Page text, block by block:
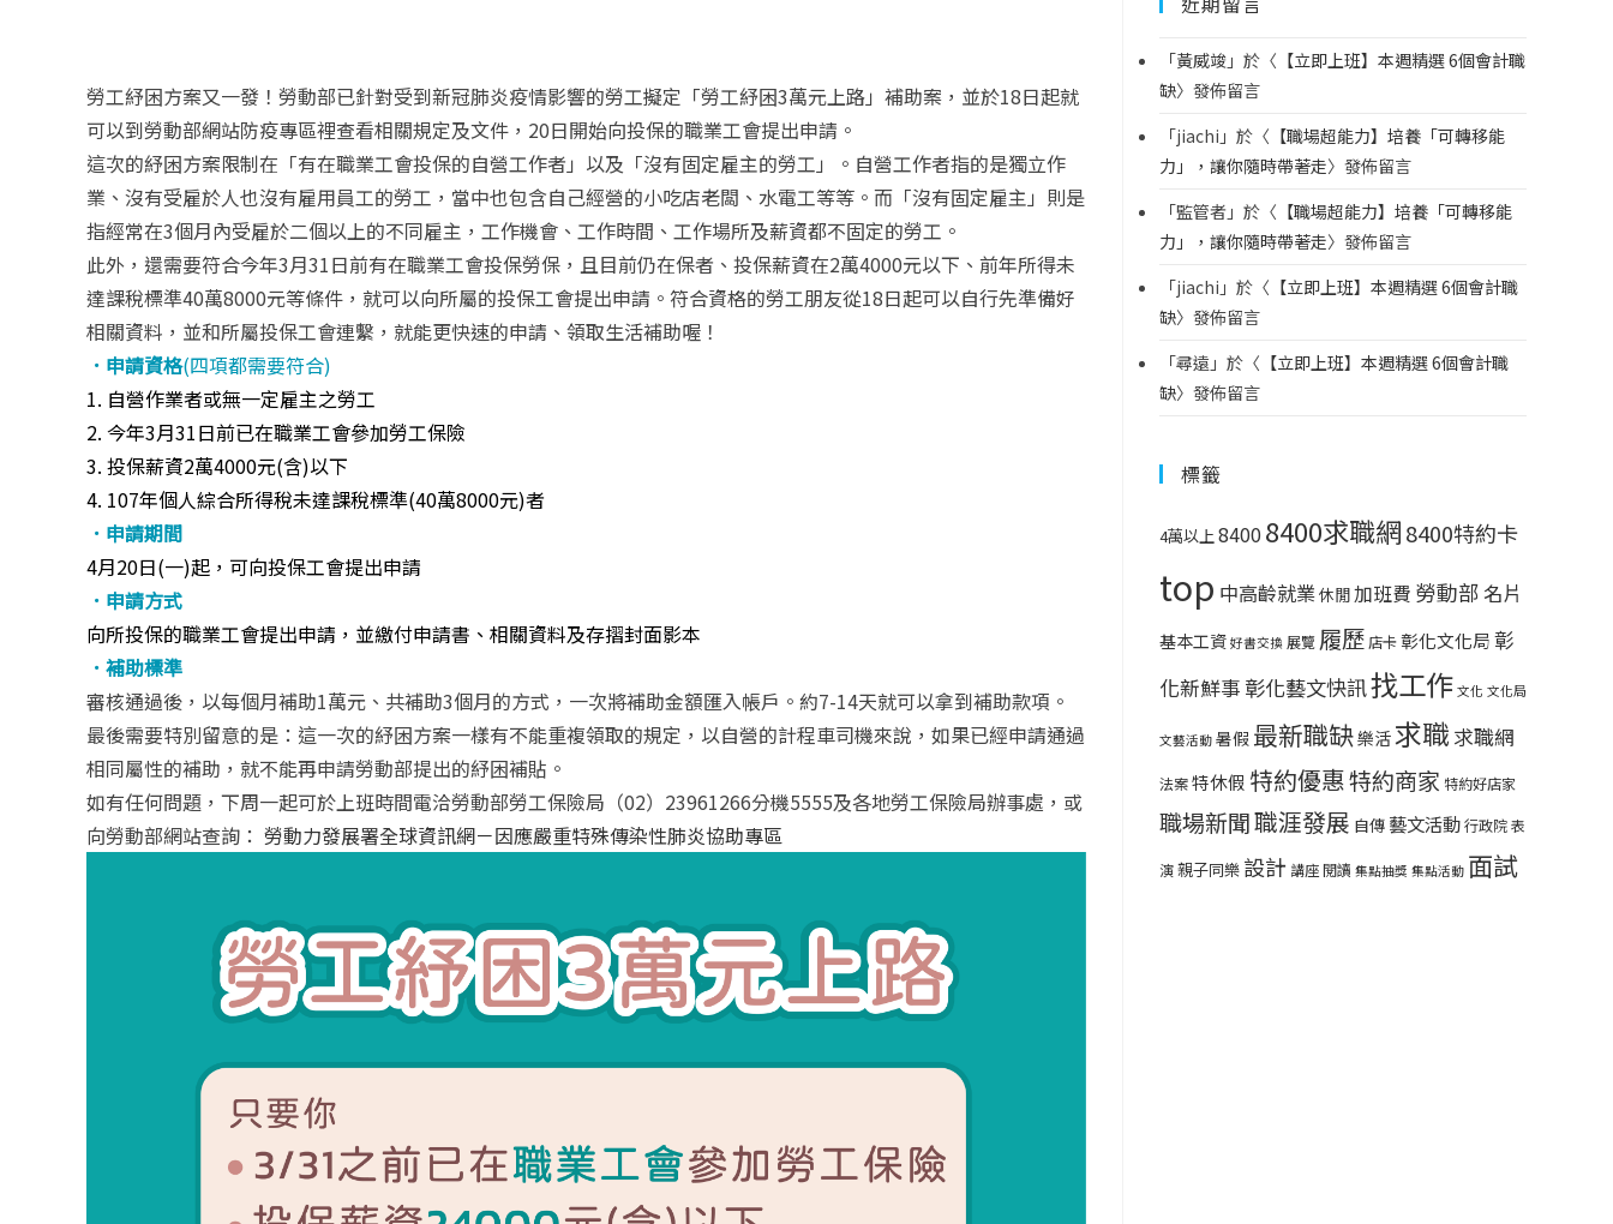
勞工紓困方案又一發！勞動部已針對受到新冠肺炎疫情影響的勞工擬定「勞工紓困3萬元上路」補助案，並於18日起就
可以到勞動部網站防疫專區裡查看相關規定及文件，20日開始向投保的職業工會提出申請。
這次的紓困方案限制在「有在職業工會投保的自營工作者」以及「沒有固定雇主的勞工」。自營工作者指的是獨立作
業、沒有受雇於人也沒有雇用員工的勞工，當中也包含自己經營的小吃店老闆、水電工等等。而「沒有固定雇主」則是
指經常在3個月內受雇於二個以上的不同雇主，工作機會、工作時間、工作場所及薪資都不固定的勞工。
此外，還需要符合今年3月31日前有在職業工會投保勞保，且目前仍在保者、投保薪資在2萬4000元以下、前年所得未
達課稅標準40萬8000元等條件，就可以向所屬的投保工會提出申請。符合資格的勞工朋友從18日起可以自行先準備好
相關資料，並和所屬投保工會連繫，就能更快速的申請、領取生活補助喔！
．申請資格(四項都需要符合)
1. 自營作業者或無一定雇主之勞工
2. 今年3月31日前已在職業工會參加勞工保險
3. 投保薪資2萬4000元(含)以下
4. 107年個人綜合所得稅未達課稅標準(40萬8000元)者
．申請期間
4月20日(一)起，可向投保工會提出申請
．申請方式
向所投保的職業工會提出申請，並繳付申請書、相關資料及存摺封面影本
．補助標準
審核通過後，以每個月補助1萬元、共補助3個月的方式，一次將補助金額匯入帳戶。約7-14天就可以拿到補助款項。
最後需要特別留意的是：這一次的紓困方案一樣有不能重複領取的規定，以自營的計程車司機來說，如果已經申請通過
相同屬性的補助，就不能再申請勞動部提出的紓困補貼。
如有任何問題，下周一起可於上班時間電洽勞動部勞工保險局（02）23961266分機5555及各地勞工保險局辦事處，或
向勞動部網站查詢： 勞動力發展署全球資訊網－因應嚴重特殊傳染性肺炎協助專區
「黃威竣 」於〈 【立即上班】本週精選 6個會計職
缺〉發佈留言
「jiachi 」於〈 【職場超能力】培養「可轉移能
力」，讓你隨時帶著走〉發佈留言
「監管者 」於〈 【職場超能力】培養「可轉移能
力」，讓你隨時帶著走〉發佈留言
「jiachi 」於〈 【立即上班】本週精選 6個會計職
缺〉發佈留言
「尋遠 」於〈 【立即上班】本週精選 6個會計職
缺〉發佈留言
標籤
4萬以上8400 8400求職網8400特約卡
top 中高齡就業休閒加班費 勞動部 名片
基本工資 好書交換 展覽 履歷店卡彰化文化局彰
化新鮮事 彰化藝文快訊找工作 文化 文化局
文藝活動 暑假 最新職缺樂活求職 求職網
法案特休假 特約優惠特約商家 特約好店家
職場新聞職涯發展 自傳 藝文活動行政院表
演親子同樂 設計 講座閱讀 集點抽獎 集點活動 面試